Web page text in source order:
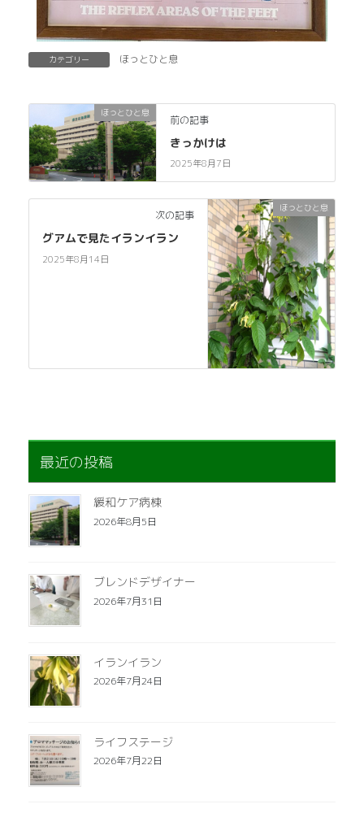
カテゴリー ほっとひと息
ほっとひと息
前の記事
きっかけは
2025年8月7日
ほっとひと息
次の記事
グアムで見たイランイラン
2025年8月14日
最近の投稿
緩和ケア病棟
2026年8月5日
ブレンドデザイナー
2026年7月31日
イランイラン
2026年7月24日
ライフステージ
2026年7月22日